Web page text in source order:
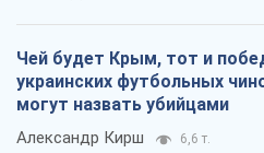
Чей будет Крым, тот и
украинских футбольных
могут назвать убийцами
Александр Кирш 6,6 т.